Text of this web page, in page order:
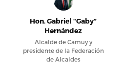
Hon. Gabriel “Gaby”
Hernández
Alcalde de Camuy y
presidente de la Federación
de Alcaldes